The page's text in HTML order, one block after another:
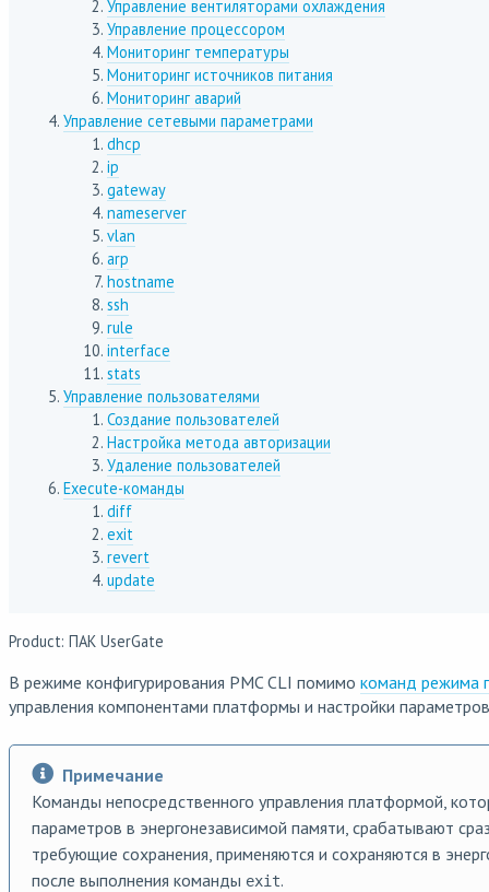
Управление вентиляторами охлаждения
Управление процессором
Мониторинг температуры
Мониторинг источников питания
Мониторинг аварий
Управление сетевыми параметрами
dhcp
ip
gateway
nameserver
vlan
arp
hostname
ssh
rule
interface
stats
Управление пользователями
Создание пользователей
Настройка метода авторизации
Удаление пользователей
Execute-команды
diff
exit
revert
update
Product: ПАК UserGate
В режиме конфигурирования PMC CLI помимо команд режима
управления компонентами платформы и настройки
Примечание
Команды непосредственного управления платформой,
параметров в энергонезависимой памяти, срабатывают
требующие сохранения, применяются и сохраняются в
после выполнения команды exit.